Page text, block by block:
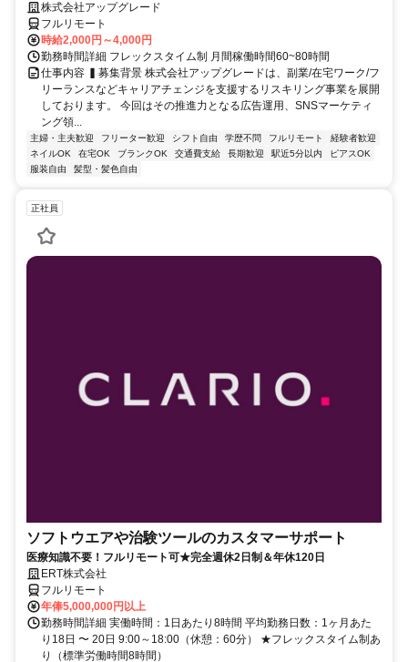
株式会社アップグレード
フルリモート
時給2,000円～4,000円
勤務時間詳細 フレックスタイム制 月間稼働時間60~80時間
仕事内容 ▍募集背景 株式会社アップグレードは、副業/在宅ワーク/フ
リーランスなどキャリアチェンジを支援するリスキリング事業を展開
しております。 今回はその推進力となる広告運用、SNSマーケティ
ング領...
主婦・主夫歓迎 フリーター歓迎 シフト自由 学歴不問 フルリモート
経験者歓迎
ネイルOK
在宅OK ブランクOK 交通費支給 長期歓迎 駅近5分以内
ピアスOK
服装自由
髪型・髪色自由
正社員
ソフトウエアや治験ツールのカスタマーサポート
医療知識不要！フルリモート可★完全週休2日制＆年休120日
ERT株式会社
フルリモート
年俸5,000,000円以上
勤務時間詳細 実働時間：1日あたり8時間 平均勤務日数：1ヶ月あた
り18日 〜 20日 9:00～18:00（休憩：60分） ★フレックスタイム制あ
り（標準労働時間8時間）